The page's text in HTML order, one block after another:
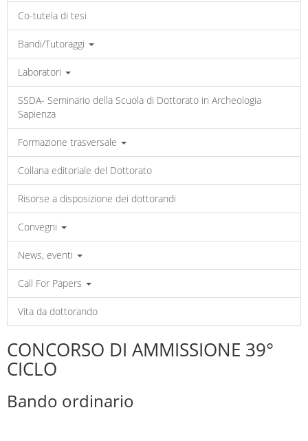
Co-tutela di tesi
Bandi/Tutoraggi
Laboratori
SSDA- Seminario della Scuola di Dottorato in Archeologia
Sapienza
Formazione trasversale
Collana editoriale del Dottorato
Risorse a disposizione dei dottorandi
Convegni
News, eventi
Call For Papers
Vita da dottorando
CONCORSO DI AMMISSIONE 39°
CICLO
Bando ordinario